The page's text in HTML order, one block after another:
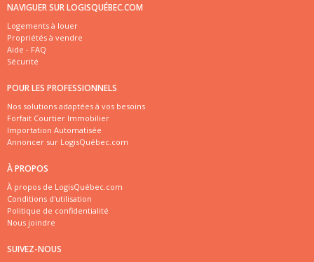
NAVIGUER SUR LOGISQUÉBEC.COM
Logements à louer
Propriétés à vendre
Aide - FAQ
Sécurité
POUR LES PROFESSIONNELS
Nos solutions adaptées à vos besoins
Forfait Courtier Immobilier
Importation Automatisée
Annoncer sur LogisQuébec.com
À PROPOS
À propos de LogisQuébec.com
Conditions d'utilisation
Politique de confidentialité
Nous joindre
SUIVEZ-NOUS